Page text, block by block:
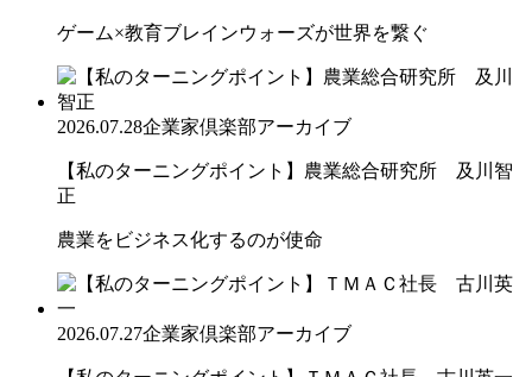
ゲーム×教育ブレインウォーズが世界を繋ぐ
2026.07.28企業家倶楽部アーカイブ
【私のターニングポイント】農業総合研究所 及川智
正
農業をビジネス化するのが使命
2026.07.27企業家倶楽部アーカイブ